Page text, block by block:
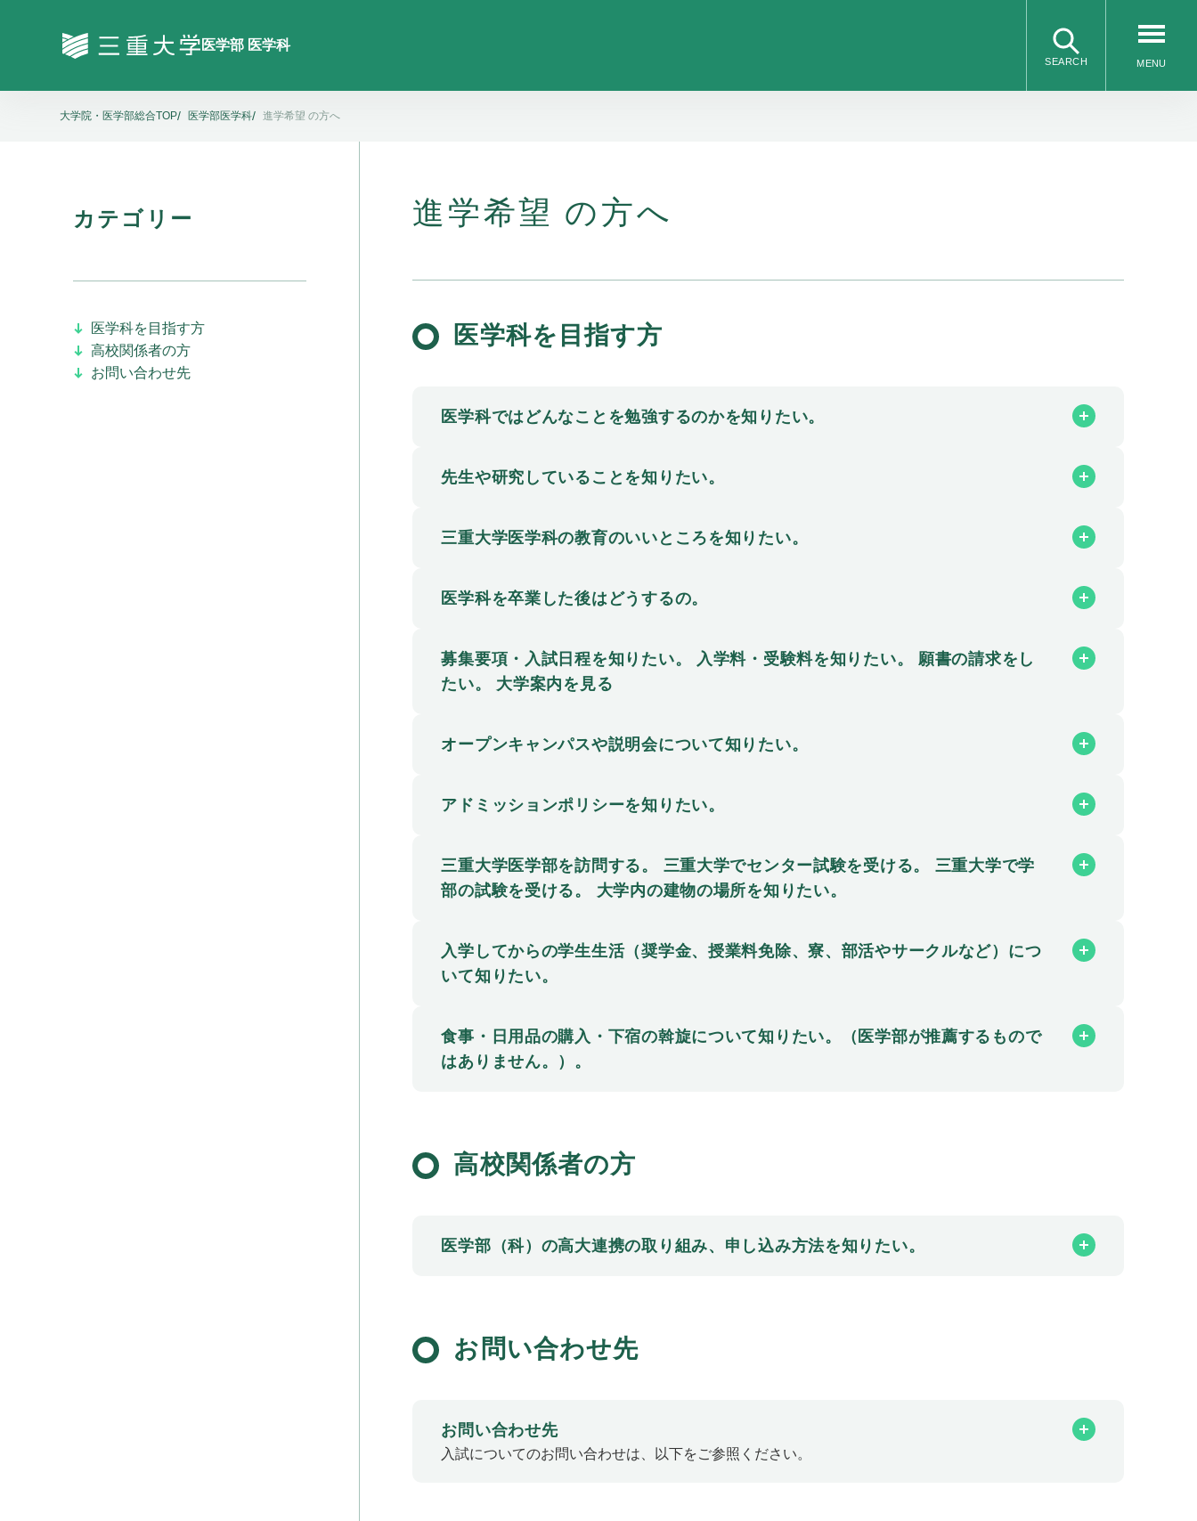
SEARCH
大学院・医学部総合TOP 医学部医学科 進学希望 の方へ
進学希望 の方へ
医学科を目指す方
医学科ではどんなことを勉強するのかを知りたい。
先生や研究していることを知りたい。
三重大学医学科の教育のいいところを知りたい。
医学科を卒業した後はどうするの。
募集要項・入試日程を知りたい。 入学料・受験料を知りたい。 願書の請求をし
たい。 大学案内を見る
オープンキャンパスや説明会について知りたい。
アドミッションポリシーを知りたい。
三重大学医学部を訪問する。 三重大学でセンター試験を受ける。 三重大学で学
部の試験を受ける。 大学内の建物の場所を知りたい。
入学してからの学生生活（奨学金、授業料免除、寮、部活やサークルなど）につ
いて知りたい。
食事・日用品の購入・下宿の斡旋について知りたい。（医学部が推薦するもので
はありません。）。
高校関係者の方
医学部（科）の高大連携の取り組み、申し込み方法を知りたい。
お問い合わせ先
お問い合わせ先
入試についてのお問い合わせは、以下をご参照ください。
カテゴリー
医学科を目指す方
高校関係者の方
お問い合わせ先